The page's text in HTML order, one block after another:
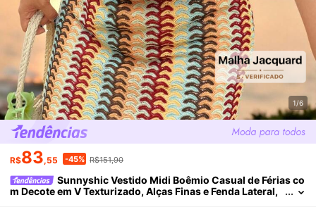
1/6
R$83,55 -45% R$151,90
Sunnyshic Vestido Midi Boêmio Casual de Férias co
m Decote em V Texturizado, Alças Finas e Fenda Lateral,